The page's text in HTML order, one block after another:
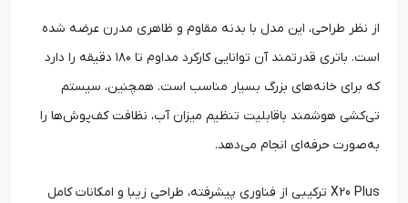
از نظر طراحی، این مدل با بدنه مقاوم و ظاهری مدرن عرضه شده
است. باتری قدرتمند آن توانایی کارکرد مداوم تا ۱۸۰ دقیقه را دارد
که برای خانه‌های بزرگ بسیار مناسب است. همچنین، سیستم
تی‌کشی هوشمند باقابلیت تنظیم میزان آب، نظافت کف‌پوش‌ها را
به‌صورت حرفه‌ای انجام می‌دهد.
X20 Plus ترکیبی از فناوری پیشرفته، طراحی زیبا و امکانات کامل